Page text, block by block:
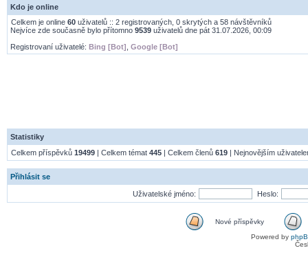
Kdo je online
Celkem je online 60 uživatelů :: 2 registrovaných, 0 skrytých a 58 návštěvníků
Nejvíce zde současně bylo přítomno 9539 uživatelů dne pát 31.07.2026, 00:09
Registrovaní uživatelé: Bing [Bot] Google [Bot]
Statistiky
Celkem příspěvků 19499 | Celkem témat 445 | Celkem členů 619 | Nejnovějším
Přihlásit se
Uživatelské jméno: Heslo:
Nové příspěvky
Powered by